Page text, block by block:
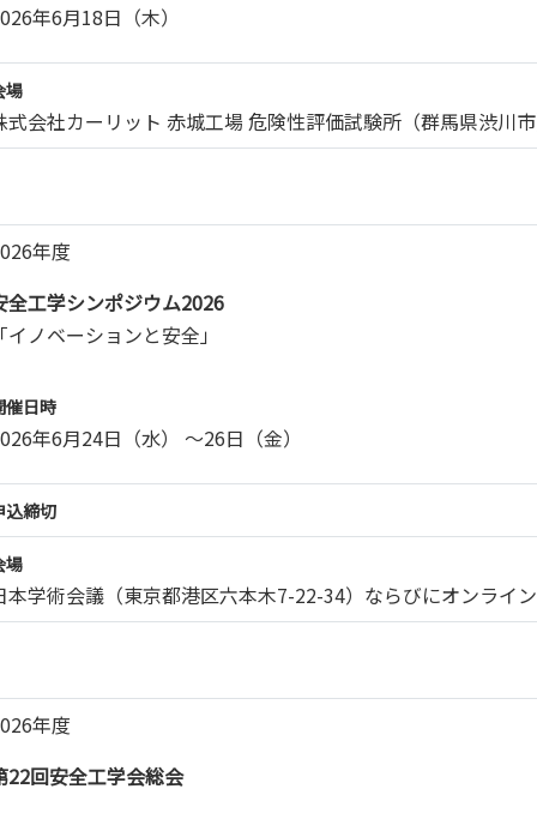
年6月18日（木）
場
式会社カーリット 赤城工場 危険性評価試験所（群馬県渋川
年度
全工学シンポジウム2026
「イノベーションと安全」
催日時
年6月24日（水） ～26日（金）
込締切
場
本学術会議（東京都港区六本木7-22-34）ならびにオンライ
年度
22回安全工学会総会